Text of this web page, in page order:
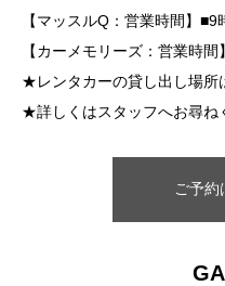
【マッスルQ：営業時間】
【カーメモリーズ：営業時
★レンタカーの貸し出し場所
★詳しくはスタッフへお尋ね
ご予